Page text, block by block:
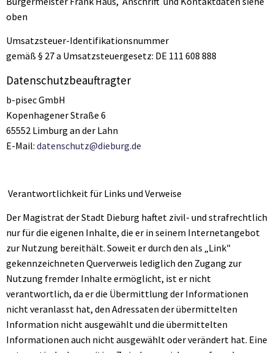
oben
Umsatzsteuer-Identifikationsnummer
gemäß § 27 a Umsatzsteuergesetz: DE 111 608 888
Datenschutzbeauftragter
b-pisec GmbH
Kopenhagener Straße 6
65552 Limburg an der Lahn
E-Mail: datenschutz@dieburg.de
Verantwortlichkeit für Links und Verweise
Der Magistrat der Stadt Dieburg haftet zivil- und strafrechtlich
nur für die eigenen Inhalte, die er in seinem Internetangebot
zur Nutzung bereithält. Soweit er durch den als „Link"
gekennzeichneten Querverweis lediglich den Zugang zur
Nutzung fremder Inhalte ermöglicht, ist er nicht
verantwortlich, da er die Übermittlung der Informationen
nicht veranlasst hat, den Adressaten der übermittelten
Information nicht ausgewählt und die übermittelten
Informationen auch nicht ausgewählt oder verändert hat. Eine